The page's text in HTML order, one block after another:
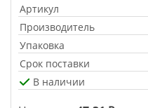
Артикул
Производитель
Упаковка
Срок поставки
В наличии